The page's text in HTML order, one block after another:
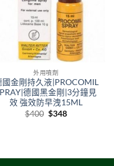
外用噴劑
國金剛持久液|PROCOMIL
德國黑金剛|3分鐘見
效 強效防早洩15ML
$400 Original
$348Current